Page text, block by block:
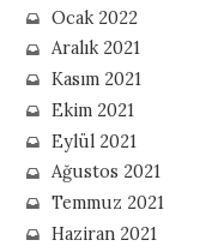
Ocak 2022
Aralık 2021
Kasım 2021
Ekim 2021
Eylül 2021
Ağustos 2021
Temmuz 2021
Haziran 2021